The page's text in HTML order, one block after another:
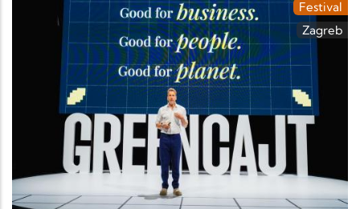
Festival
Zagreb